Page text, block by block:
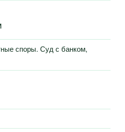
споры. Суд с банком,